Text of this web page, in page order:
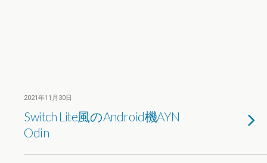
2021年11月30日
Switch Lite風のAndroid機AYN
Odin